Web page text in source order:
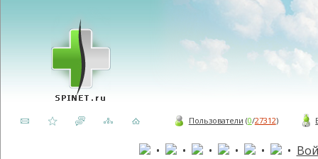
Пользователи (0/27312)
• • • • • •